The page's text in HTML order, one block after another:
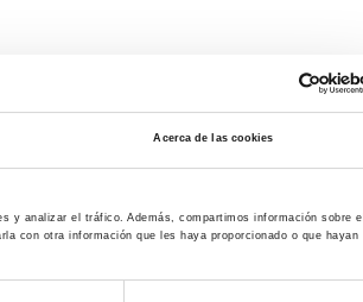
Acerca de las cookies
y analizar el tráfico. Además, compartimos información sobre el
con otra información que les haya proporcionado o que hayan